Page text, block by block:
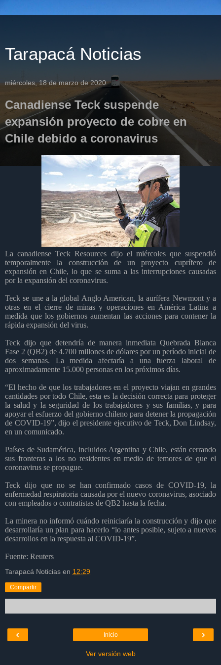
Tarapacá Noticias
miércoles, 18 de marzo de 2020
Canadiense Teck suspende
expansión proyecto de cobre en
Chile debido a coronavirus
La canadiense Teck Resources dijo el miércoles que suspendió
temporalmente la construcción de un proyecto cuprífero de
expansión en Chile, lo que se suma a las interrupciones causadas
por la expansión del coronavirus.
Teck se une a la global Anglo American, la aurífera Newmont y a
otras en el cierre de minas y operaciones en América Latina a
medida que los gobiernos aumentan las acciones para contener la
rápida expansión del virus.
Teck dijo que detendría de manera inmediata Quebrada Blanca
Fase 2 (QB2) de 4.700 millones de dólares por un período inicial de
dos semanas. La medida afectaría a una fuerza laboral de
aproximadamente 15.000 personas en los próximos días.
“El hecho de que los trabajadores en el proyecto viajan en grandes
cantidades por todo Chile, esta es la decisión correcta para proteger
la salud y la seguridad de los trabajadores y sus familias, y para
apoyar el esfuerzo del gobierno chileno para detener la propagación
de COVID-19”, dijo el presidente ejecutivo de Teck, Don Lindsay,
en un comunicado.
Países de Sudamérica, incluidos Argentina y Chile, están cerrando
sus fronteras a los no residentes en medio de temores de que el
coronavirus se propague.
Teck dijo que no se han confirmado casos de COVID-19, la
enfermedad respiratoria causada por el nuevo coronavirus, asociado
con empleados o contratistas de QB2 hasta la fecha.
La minera no informó cuándo reiniciaría la construcción y dijo que
desarrollaría un plan para hacerlo “lo antes posible, sujeto a nuevos
desarrollos en la respuesta al COVID-19”.
Fuente: Reuters
Tarapacá Noticias en 12:29
Compartir
‹ ›
Inicio
Ver versión web